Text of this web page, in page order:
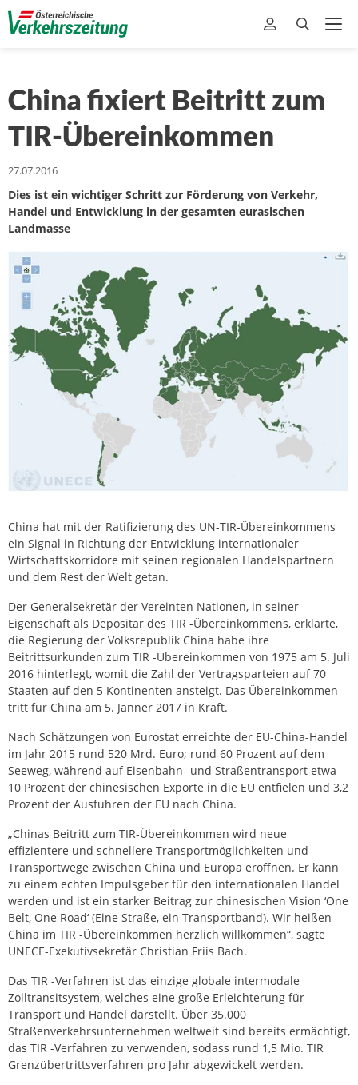
China fixiert Beitritt zum
TIR-Übereinkommen
27.07.2016
Dies ist ein wichtiger Schritt zur Förderung von Verkehr,
Handel und Entwicklung in der gesamten eurasischen
Landmasse
China hat mit der Ratifizierung des UN-TIR-Übereinkommens
ein Signal in Richtung der Entwicklung internationaler
Wirtschaftskorridore mit seinen regionalen Handelspartnern
und dem Rest der Welt getan.
Der Generalsekretär der Vereinten Nationen, in seiner
Eigenschaft als Depositär des TIR -Übereinkommens, erklärte,
die Regierung der Volksrepublik China habe ihre
Beitrittsurkunden zum TIR -Übereinkommen von 1975 am 5. Juli
2016 hinterlegt, womit die Zahl der Vertragsparteien auf 70
Staaten auf den 5 Kontinenten ansteigt. Das Übereinkommen
tritt für China am 5. Jänner 2017 in Kraft.
Nach Schätzungen von Eurostat erreichte der EU-China-Handel
im Jahr 2015 rund 520 Mrd. Euro; rund 60 Prozent auf dem
Seeweg, während auf Eisenbahn- und Straßentransport etwa
10 Prozent der chinesischen Exporte in die EU entfielen und 3,2
Prozent der Ausfuhren der EU nach China.
„Chinas Beitritt zum TIR-Übereinkommen wird neue
effizientere und schnellere Transportmöglichkeiten und
Transportwege zwischen China und Europa eröffnen. Er kann
zu einem echten Impulsgeber für den internationalen Handel
werden und ist ein starker Beitrag zur chinesischen Vision ‘One
Belt, One Road‘ (Eine Straße, ein Transportband). Wir heißen
China im TIR -Übereinkommen herzlich willkommen“, sagte
UNECE-Exekutivsekretär Christian Friis Bach.
Das TIR -Verfahren ist das einzige globale intermodale
Zolltransitsystem, welches eine große Erleichterung für
Transport und Handel darstellt. Über 35.000
Straßenverkehrsunternehmen weltweit sind bereits ermächtigt,
das TIR -Verfahren zu verwenden, sodass rund 1,5 Mio. TIR
Grenzübertrittsverfahren pro Jahr abgewickelt werden.